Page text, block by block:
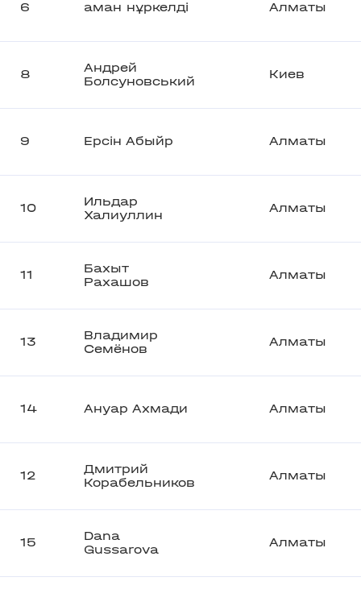
6 аман нұркелді Алматы
8
Андрей
Болсуновський
Киев
9 Ерсін Абыйр Алматы
10
Ильдар
Халиуллин
Алматы
11
Бахыт
Рахашов
Алматы
13
Владимир
Семёнов
Алматы
14 Ануар Ахмади Алматы
12
Дмитрий
Корабельников
Алматы
15
Dana
Gussarova
Алматы